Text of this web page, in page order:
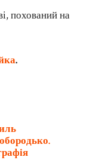
похований на
.